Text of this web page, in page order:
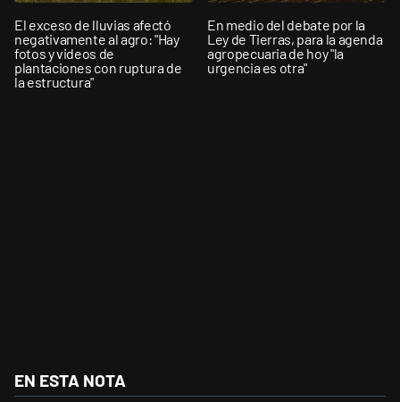
El exceso de lluvias afectó
negativamente al agro: "Hay
fotos y videos de
plantaciones con ruptura de
la estructura"
En medio del debate por la
Ley de Tierras, para la agenda
agropecuaria de hoy "la
urgencia es otra"
EN ESTA NOTA